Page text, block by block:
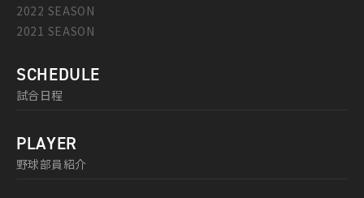
2022 SEASON
2021 SEASON
SCHEDULE
試合日程
PLAYER
野球部員紹介